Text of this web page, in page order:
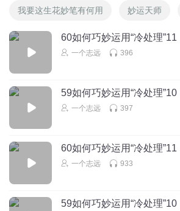
我要这生花妙笔有何用 妙运天师
60如何巧妙运用“冷处理”11
一个志远 396
59如何巧妙运用“冷处理”10
一个志远 397
60如何巧妙运用“冷处理”11
一个志远 933
59如何巧妙运用“冷处理”10